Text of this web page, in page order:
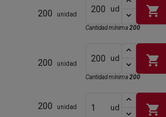
200 unidad
ud shopping_cart
Cantidad mínima200
200 unidad
ud shopping_cart
Cantidad mínima200
200 unidad ud shopping_cart